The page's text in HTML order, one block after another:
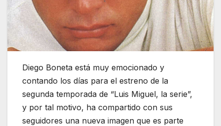
Diego Boneta está muy emocionado y
contando los días para el estreno de la
segunda temporada de “Luis Miguel, la serie”,
y por tal motivo, ha compartido con sus
seguidores una nueva imagen que es parte